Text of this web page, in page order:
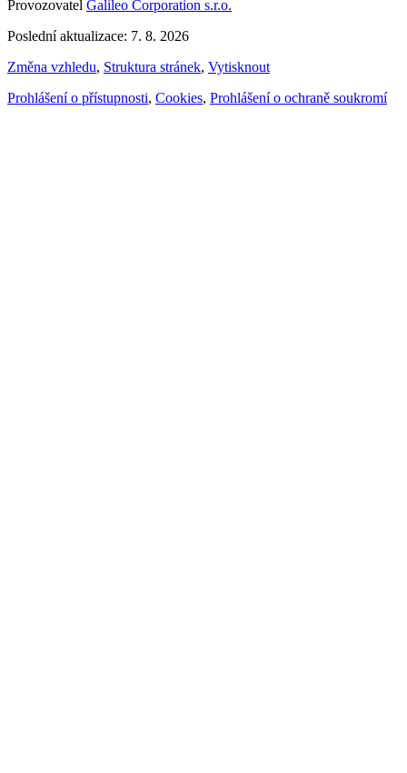
Provozovatel Galileo Corporation s.r.o.
Poslední aktualizace: 7. 8. 2026
Změna vzhledu, Struktura stránek, Vytisknout
Prohlášení o přístupnosti, Cookies, Prohlášení o ochraně soukromí